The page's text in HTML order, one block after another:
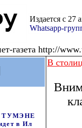
Издается с 27
Whatsapp-
газета http://
ТУМЭНЕ
в Ил
В